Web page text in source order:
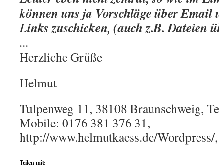
können uns ja Vorschläge über Email
Links zuschicken, (auch z.B. Dateien
...
Herzliche Grüße
Helmut
Tulpenweg 11, 38108 Braunschweig,
Mobile: 0176 381 376 31,
http://www.helmutkaess.de/Wordpress/,
Teilen mit: